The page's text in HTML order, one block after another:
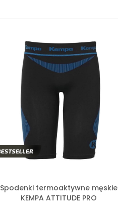
Spodenki termoaktywne męskie
KEMPA ATTITUDE PRO